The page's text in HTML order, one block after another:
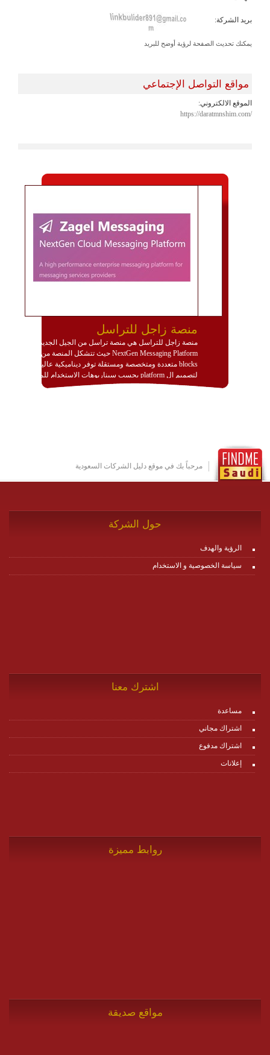
بريد الشركة:
يمكنك تحديث الصفحة لرؤية أوضح للبريد
مواقع التواصل الإجتماعي
الموقع الالكتروني:
https://daratmnshim.com/
منصة زاجل للتراسل
منصة زاجل للتراسل هي منصة تراسل من الجيل الجديد
NextGen Messaging Platform حيث تتشكل المنصة من
blocks متعددة ومتخصصة ومستقلة توفر ديناميكية عالية
لتصميم ال platform بحسب سيناريوهات الاستخدام للمنصة
وتتوافق مع النشر والاستثمار ضمن بيئة استضافة dedicated
http://www.plutosms.com/zagel
مرحباً بك في موقع دليل الشركات السعودية
حول الشركة
الرؤية والهدف
سياسة الخصوصية و الاستخدام
اشترك معنا
مساعدة
اشتراك مجاني
اشتراك مدفوع
إعلانات
روابط مميزة
مواقع صديقة